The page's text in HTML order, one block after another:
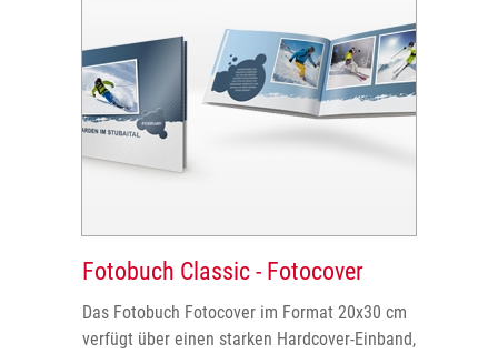
Fotobuch Classic - Fotocover
Das Fotobuch Fotocover im Format 20x30 cm
verfügt über einen starken Hardcover-Einband,